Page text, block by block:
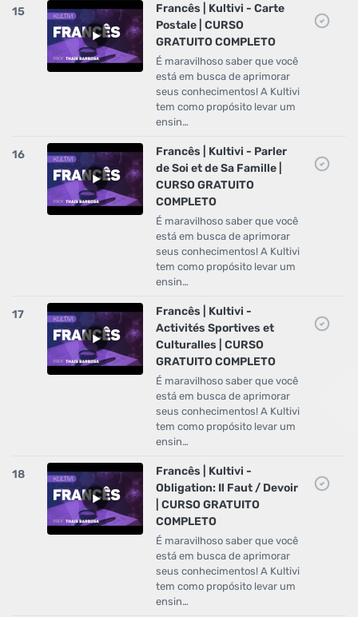
15
Francês | Kultivi - Carte
Postale | CURSO
GRATUITO COMPLETO
É maravilhoso saber que você
está em busca de aprimorar
seus conhecimentos! A Kultivi
tem como propósito levar um
ensin…
16
Francês | Kultivi - Parler
de Soi et de Sa Famille |
CURSO GRATUITO
COMPLETO
É maravilhoso saber que você
está em busca de aprimorar
seus conhecimentos! A Kultivi
tem como propósito levar um
ensin…
17
Francês | Kultivi -
Activités Sportives et
Culturalles | CURSO
GRATUITO COMPLETO
É maravilhoso saber que você
está em busca de aprimorar
seus conhecimentos! A Kultivi
tem como propósito levar um
ensin…
18
Francês | Kultivi -
Obligation: Il Faut / Devoir
| CURSO GRATUITO
COMPLETO
É maravilhoso saber que você
está em busca de aprimorar
seus conhecimentos! A Kultivi
tem como propósito levar um
ensin…